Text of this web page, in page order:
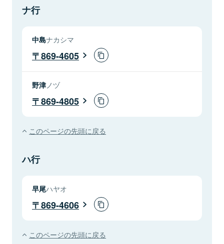
ナ行
中島ナカシマ
869-4605
野津 ノヅ
869-4805
このページの先頭に戻る
ハ行
早尾ハヤオ
869-4606
このページの先頭に戻る